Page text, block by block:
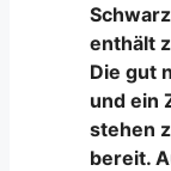
enthält
Die gut
und ein
stehen
bereit.